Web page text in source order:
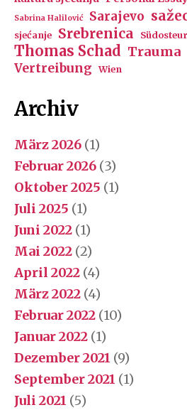
Sabrina Halilović Sarajevo
sjećanje
Srebrenica
Thomas Schad Trauma
Vertreibung Wien
Archiv
März 2026 (1)
Februar 2026 (3)
Oktober 2025 (1)
Juli 2025 (1)
Juni 2022 (1)
Mai 2022 (2)
April 2022 (4)
März 2022 (4)
Februar 2022 (10)
Januar 2022 (1)
Dezember 2021 (9)
September 2021 (1)
Juli 2021 (5)